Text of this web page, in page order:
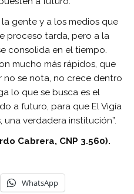
gente y a los medios que
proceso tarda, pero a la
consolida en el tiempo.
mucho más rápidos, que
no se nota, no crece dentro
lo que se busca es el
a futuro, para que El Vigía
verdadera institución”.
Cabrera, CNP 3.560).
WhatsApp